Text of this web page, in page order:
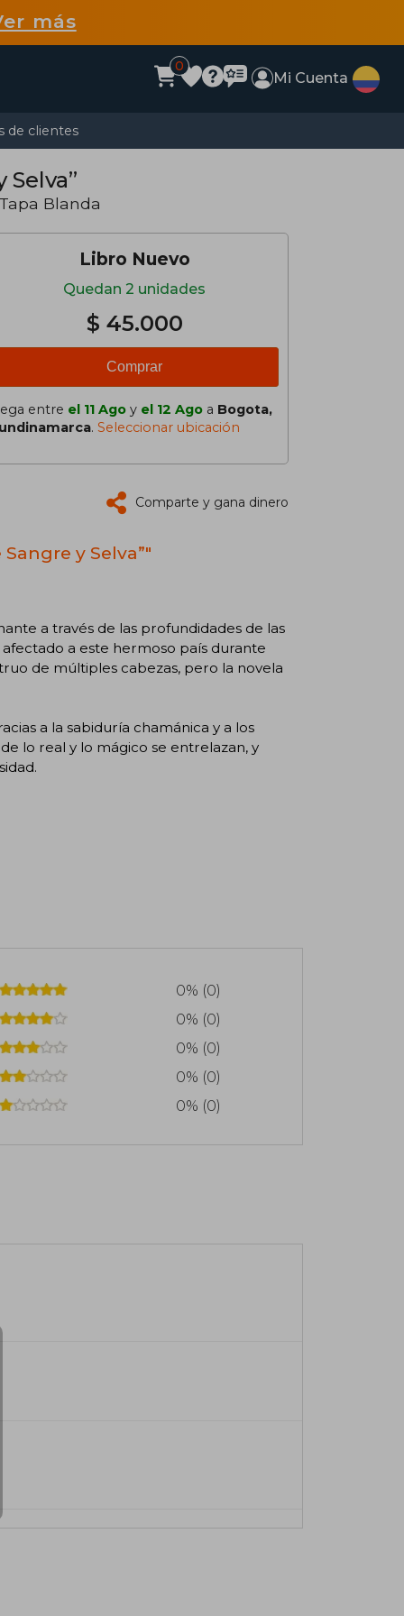
más
0
Mi Cuenta
de clientes
Tapa Blanda
Libro Nuevo
Quedan 2 unidades
$ 45.000
Comprar
entre el 11 Ago y el 12 Ago a Bogota,
. Seleccionar ubicación
Comparte y gana dinero
y Selva”"
a través de las profundidades de las
a este hermoso país durante
de múltiples cabezas, pero la novela
a la sabiduría chamánica y a los
lo real y lo mágico se entrelazan, y
0% (0)
0% (0)
0% (0)
0% (0)
0% (0)